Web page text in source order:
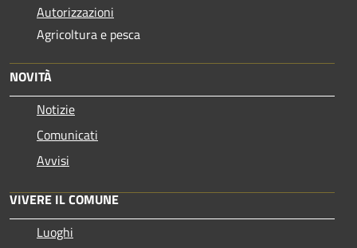
Autorizzazioni
Agricoltura e pesca
NOVITÀ
Notizie
Comunicati
Avvisi
VIVERE IL COMUNE
Luoghi